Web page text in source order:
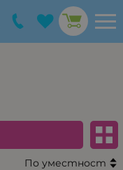
По уместност